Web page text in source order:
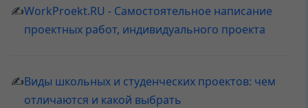
✍WorkProekt.RU - Самостоятельное написание
проектных работ, индивидуального проекта
✍Виды школьных и студенческих проектов: чем
отличаются и какой выбрать